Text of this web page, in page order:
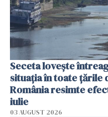
Seceta lovește
situația în toate țările
România resimte
iulie
03 AUGUST 2026